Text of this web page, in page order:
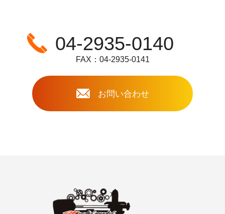
04-2935-0140
FAX：04-2935-0141
お問い合わせ